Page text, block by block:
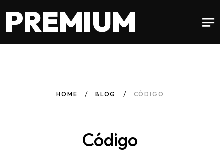
PREMIUM
HOME BLOG CÓDIGO
Código